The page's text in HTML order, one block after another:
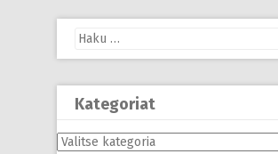
Haku:
Kategoriat
Kategoriat